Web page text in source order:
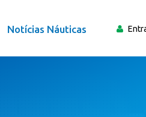
Notícias Náuticas